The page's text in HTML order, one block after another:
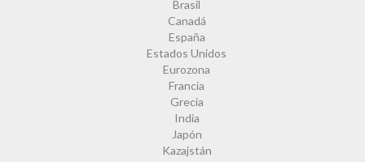
Brasil
Canadá
España
Estados Unidos
Eurozona
Francia
Grecia
India
Japón
Kazajstán